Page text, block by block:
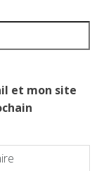
et mon site